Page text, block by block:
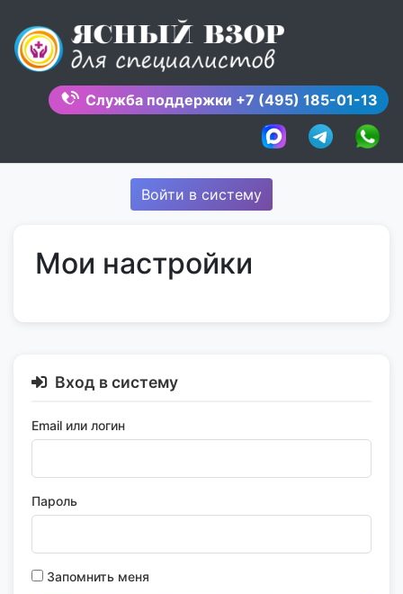
content
Служба поддержки +7 (495) 185-01-13
Войти в систему
Вход в систему
Email или логин
Пароль
Запомнить меня
Мои настройки